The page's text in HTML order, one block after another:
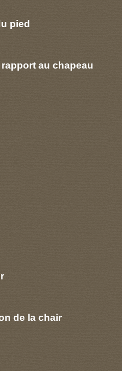
pied
au chapeau
de la chair